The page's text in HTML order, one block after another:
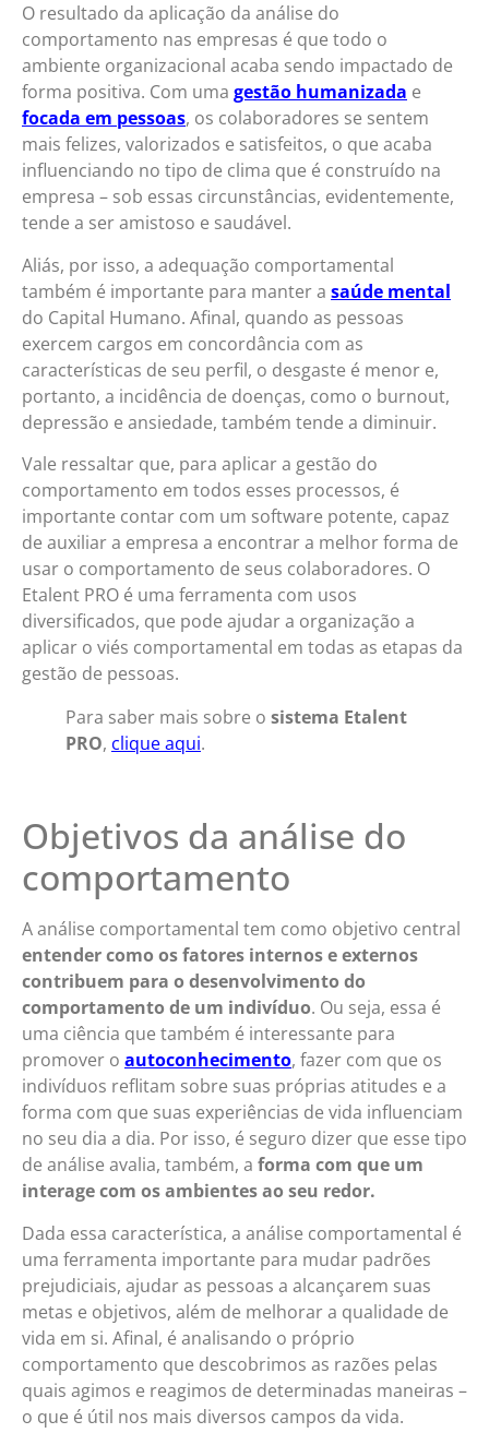
O resultado da aplicação da análise do
comportamento nas empresas é que todo o
ambiente organizacional acaba sendo impactado de
forma positiva. Com uma gestão humanizada e
focada em pessoas, os colaboradores se sentem
mais felizes, valorizados e satisfeitos, o que acaba
influenciando no tipo de clima que é construído na
empresa – sob essas circunstâncias, evidentemente,
tende a ser amistoso e saudável.
Aliás, por isso, a adequação comportamental
também é importante para manter a saúde mental
do Capital Humano. Afinal, quando as pessoas
exercem cargos em concordância com as
características de seu perfil, o desgaste é menor e,
portanto, a incidência de doenças, como o burnout,
depressão e ansiedade, também tende a diminuir.
Vale ressaltar que, para aplicar a gestão do
comportamento em todos esses processos, é
importante contar com um software potente, capaz
de auxiliar a empresa a encontrar a melhor forma de
usar o comportamento de seus colaboradores. O
Etalent PRO é uma ferramenta com usos
diversificados, que pode ajudar a organização a
aplicar o viés comportamental em todas as etapas da
gestão de pessoas.
Para saber mais sobre o sistema Etalent
PRO, clique aqui.
Objetivos da análise do
comportamento
A análise comportamental tem como objetivo central
entender como os fatores internos e externos
contribuem para o desenvolvimento do
comportamento de um indivíduo. Ou seja, essa é
uma ciência que também é interessante para
promover o autoconhecimento, fazer com que os
indivíduos reflitam sobre suas próprias atitudes e a
forma com que suas experiências de vida influenciam
no seu dia a dia. Por isso, é seguro dizer que esse tipo
de análise avalia, também, a forma com que um
interage com os ambientes ao seu redor.
Dada essa característica, a análise comportamental é
uma ferramenta importante para mudar padrões
prejudiciais, ajudar as pessoas a alcançarem suas
metas e objetivos, além de melhorar a qualidade de
vida em si. Afinal, é analisando o próprio
comportamento que descobrimos as razões pelas
quais agimos e reagimos de determinadas maneiras –
o que é útil nos mais diversos campos da vida.